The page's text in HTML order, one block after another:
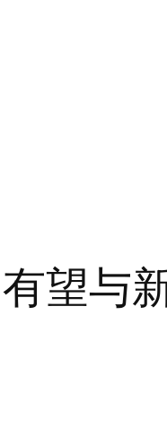
望与